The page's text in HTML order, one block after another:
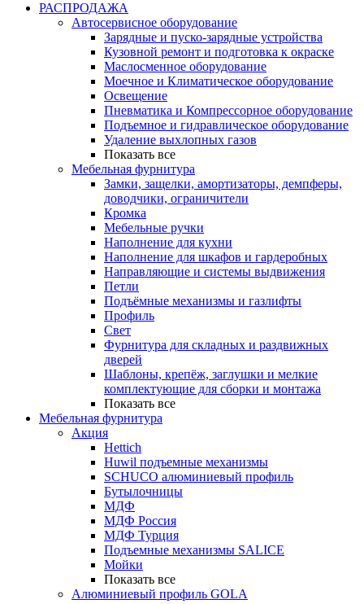
РАСПРОДАЖА
Автосервисное оборудование
Зарядные и пуско-зарядные устройства
Кузовной ремонт и подготовка к окраске
Маслосменное оборудование
Моечное и Климатическое оборудование
Освещение
Пневматика и Компрессорное оборудование
Подъемное и гидравлическое оборудование
Удаление выхлопных газов
Показать все
Мебельная фурнитура
Замки, защелки, амортизаторы, демпферы,
доводчики, ограничители
Кромка
Мебельные ручки
Наполнение для кухни
Наполнение для шкафов и гардеробных
Направляющие и системы выдвижения
Петли
Подъёмные механизмы и газлифты
Профиль
Свет
Фурнитура для складных и раздвижных
дверей
Шаблоны, крепёж, заглушки и мелкие
комплектующие для сборки и монтажа
Показать все
Мебельная фурнитура
Акция
Hettich
Huwil подъемные механизмы
SCHUCO алюминиевый профиль
Бутылочницы
МДФ
МДФ Россия
МДФ Турция
Подъемные механизмы SALICE
Мойки
Показать все
Алюминиевый профиль GOLA